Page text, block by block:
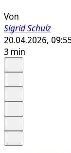
Von
Sigrid Schulz
20.04.2026,
3 min